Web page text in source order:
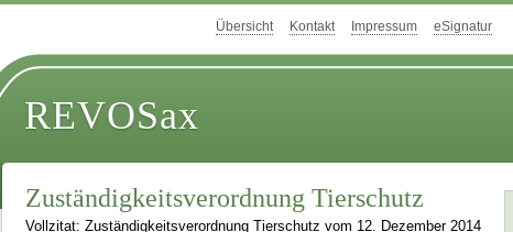
Übersicht Kontakt Impressum eSignatur
REVOSax
Zuständigkeitsverordnung Tierschutz
Vollzitat: Zuständigkeitsverordnung Tierschutz vom 12. Dezember 2014